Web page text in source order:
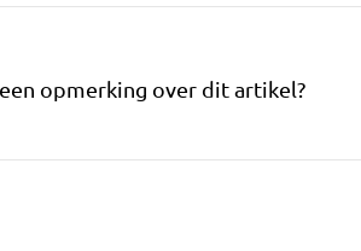
opmerking over dit artikel?